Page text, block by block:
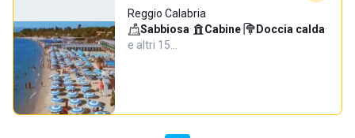
Reggio Calabria
Sabbiosa· Cabine· Doccia calda·
e altri 15…